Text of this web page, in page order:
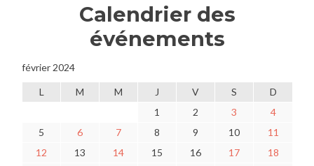
Calendrier des
événements
février 2024
L M M J V S
D
1
2 3
4
5
6 7 8 9 10
11
12
13 14 15 16 17
18